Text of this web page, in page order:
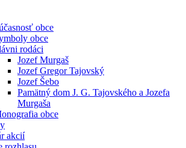
obce
obce
rodáci
Jozef Murgaš
Jozef Gregor Tajovský
Jozef Šebo
Pamätný dom J. G. Tajovského a Jozefa
Murgaša
obce
akcií